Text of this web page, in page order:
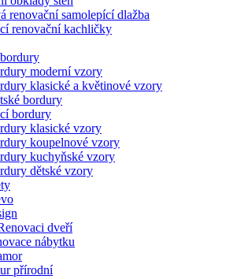
renovační samolepící dlažba
renovační kachličky
moderní vzory
klasické a květinové vzory
bordury
bordury
klasické vzory
koupelnové vzory
kuchyňské vzory
dětské vzory
dveří
nábytku
přírodní